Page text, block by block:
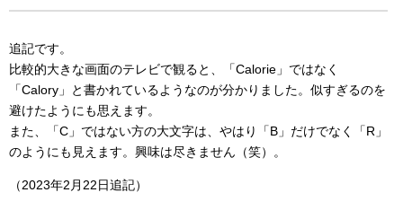
追記です。
比較的大きな画面のテレビで観ると、「Calorie」ではなく
「Calory」と書かれているようなのが分かりました。似すぎるのを
避けたようにも思えます。
また、「C」ではない方の大文字は、やはり「B」だけでなく「R」
のようにも見えます。興味は尽きません（笑）。
（2023年2月22日追記）